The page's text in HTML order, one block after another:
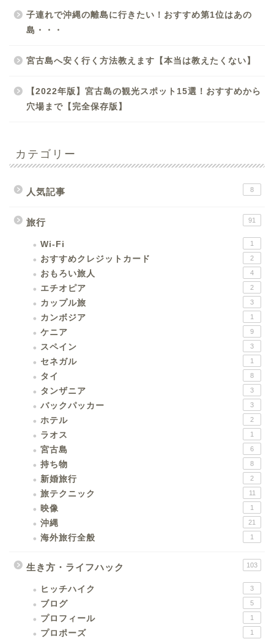
子連れで沖縄の離島に行きたい！おすすめ第1位はあの
島・・・
宮古島へ安く行く方法教えます【本当は教えたくない】
【2022年版】宮古島の観光スポット15選！おすすめから
穴場まで【完全保存版】
カテゴリー
人気記事 8
旅行 91
Wi-Fi 1
おすすめクレジットカード 2
おもろい旅人 4
エチオピア 2
カップル旅 3
カンボジア 1
ケニア 9
スペイン 3
セネガル 1
タイ 8
タンザニア 3
バックパッカー 3
ホテル 2
ラオス 1
宮古島 6
持ち物 8
新婚旅行 2
旅テクニック 11
映像 1
沖縄 21
海外旅行全般 1
生き方・ライフハック 103
ヒッチハイク 3
ブログ 5
プロフィール 1
プロポーズ 1